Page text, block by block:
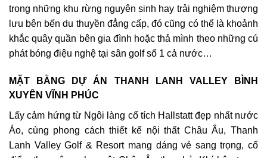
trong những khu rừng nguyên sinh hay trải nghiệm thượng
lưu bên bến du thuyền đẳng cấp, đó cũng có thể là khoảnh
khắc quây quần bên gia đình hoặc thả mình theo những cú
phát bóng điệu nghệ tại sân golf số 1 cả nước…
MẶT BẰNG DỰ ÁN THANH LANH VALLEY BÌNH
XUYÊN VĨNH PHÚC
Lấy cảm hứng từ Ngôi làng cổ tích Hallstatt đẹp nhất nước
Áo, cùng phong cách thiết kế nội thất Châu Âu, Thanh
Lanh Valley Golf & Resort mang dáng vẻ sang trọng, cổ